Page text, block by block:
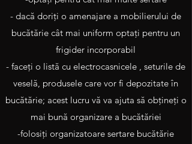
- dacă doriţi o amenajare a mobilierului de
bucătărie cât mai uniform optaţi pentru un
frigider incorporabil
- faceţi o listă cu electrocasnicele , seturile de
veselă, produsele care vor fi depozitate în
bucătărie; acest lucru vă va ajuta să obţineţi o
mai bună organizare a bucătăriei
-folosiţi organizatoare sertare bucătărie